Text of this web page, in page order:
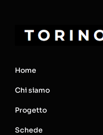
Home
Chi siamo
Progetto
Schede